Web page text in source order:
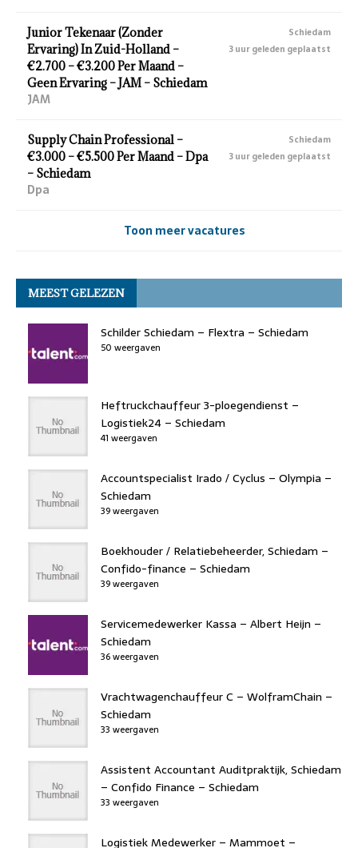
Junior Tekenaar (Zonder
Ervaring) In Zuid-Holland –
€2.700 – €3.200 Per Maand –
Geen Ervaring – JAM – Schiedam
JAM
Schiedam
3 uur geleden geplaatst
Supply Chain Professional –
€3.000 – €5.500 Per Maand – Dpa
– Schiedam
Dpa
Schiedam
3 uur geleden geplaatst
Toon meer vacatures
MEEST GELEZEN
Schilder Schiedam – Flextra – Schiedam
50 weergaven
Heftruckchauffeur 3-ploegendienst –
Logistiek24 – Schiedam
41 weergaven
Accountspecialist Irado / Cyclus – Olympia –
Schiedam
39 weergaven
Boekhouder / Relatiebeheerder, Schiedam –
Confido-finance – Schiedam
39 weergaven
Servicemedewerker Kassa – Albert Heijn –
Schiedam
36 weergaven
Vrachtwagenchauffeur C – WolframChain –
Schiedam
33 weergaven
Assistent Accountant Auditpraktijk, Schiedam
– Confido Finance – Schiedam
33 weergaven
Logistiek Medewerker – Mammoet –